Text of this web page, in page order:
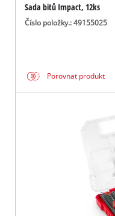
Sada bitů Impact, 12ks
Číslo položky.: 49155025
Porovnat produkt